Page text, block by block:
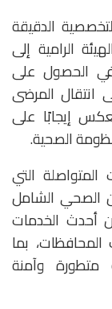
الدقيقة
الرامية إلى
في الحصول على
انتقال المرضى
إيجابًا على
الصحية.
التي
الصحي الشامل
أحدث الخدمات
بما
وآمنة